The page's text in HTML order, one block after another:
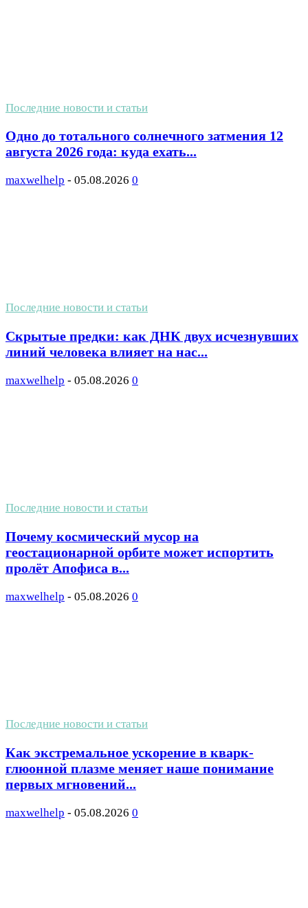
Последние новости и статьи
Одно до тотального солнечного затмения 12
августа 2026 года: куда ехать...
maxwelhelp - 05.08.2026 0
Последние новости и статьи
Скрытые предки: как ДНК двух исчезнувших
линий человека влияет на нас...
maxwelhelp - 05.08.2026 0
Последние новости и статьи
Почему космический мусор на
геостационарной орбите может испортить
пролёт Апофиса в...
maxwelhelp - 05.08.2026 0
Последние новости и статьи
Как экстремальное ускорение в кварк-
глюонной плазме меняет наше понимание
первых мгновений...
maxwelhelp - 05.08.2026 0